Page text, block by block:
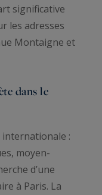
significative
les adresses
Montaigne et
dans le
:
moyen-
d’une
à Paris. La